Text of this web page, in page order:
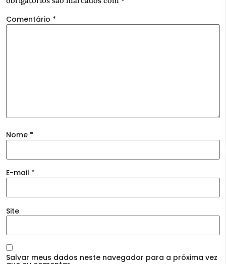
Comentário *
Nome *
E-mail *
Site
Salvar meus dados neste navegador para a próxima vez